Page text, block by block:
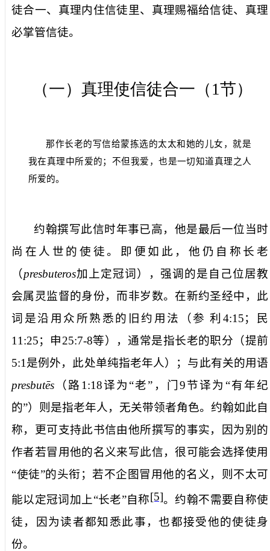
徒合一、真理内住信徒里、真理赐福给信徒、真理
必掌管信徒。
（一）真理使信徒合一（ 1节）
那作长老的写信给蒙拣选的太太和她的儿女，就是
我在真理中所爱的；不但我爱，也是一切知道真理之人
所爱的。
约翰撰写此信时年事已高，他是最后一位当时
尚在人世的使徒。即便如此，他仍自称 长老
（presbuteros加上定冠词），强调的是自己位居教
会属灵监督的身份，而非岁数。在新约圣经中，此
词是沿用众所熟悉的旧约用法（参 利 4:15；民
11:25；申25:7-8等），通常是指长老的职分（提前
5:1是例外，此处单纯指老年人）；与此有关的用语
presbutēs （路 1:18译为“老”，门 9节译为“有年纪
的”）则是指老年人，无关带领者角色。约翰如此自
称，更可支持此书信由他所撰写的事实，因为别的
作者若冒用他的名义来写此信，很可能会选择使用
“使徒”的头衔；若不企图冒用他的名义，则不太可
能以定冠词加上“长老”自称[5]。约翰不需要自称使
徒，因为读者都知悉此事，也都接受他的使徒身
份。